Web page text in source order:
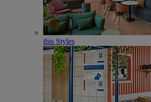
ibis Styles